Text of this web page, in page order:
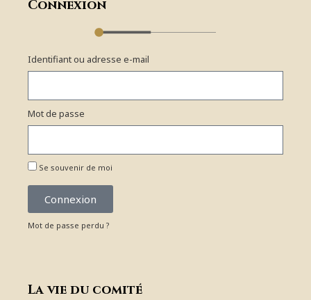
Connexion
Identifiant ou adresse e-mail
Mot de passe
Se souvenir de moi
Connexion
Mot de passe perdu ?
La vie du comité